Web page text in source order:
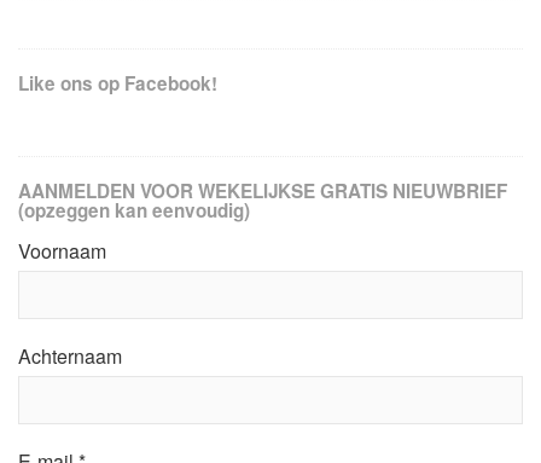
Like ons op Facebook!
AANMELDEN VOOR WEKELIJKSE GRATIS NIEUWBRIEF
(opzeggen kan eenvoudig)
Voornaam
Achternaam